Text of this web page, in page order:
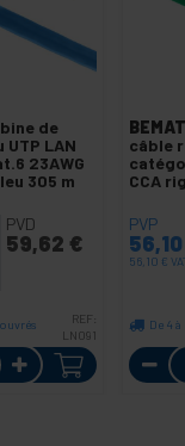
de
LAN
23AWG
305 m
PVD
59,62 €
REF:
LN091
câble
CCA
PVP
56,10 €
De 4